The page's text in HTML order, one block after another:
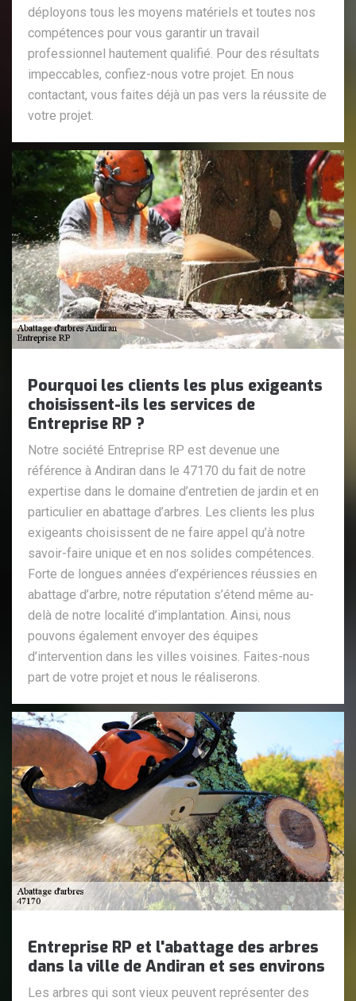
déployons tous les moyens matériels et toutes nos
compétences pour vous garantir un travail
professionnel hautement qualifié. Pour des résultats
impeccables, confiez-nous votre projet. En nous
contactant, vous faites déjà un pas vers la réussite de
votre projet.
Pourquoi les clients les plus exigeants
choisissent-ils les services de
Entreprise RP ?
Notre société Entreprise RP est devenue une
référence à Andiran dans le 47170 du fait de notre
expertise dans le domaine d’entretien de jardin et en
particulier en abattage d’arbres. Les clients les plus
exigeants choisissent de ne faire appel qu’à notre
savoir-faire unique et en nos solides compétences.
Forte de longues années d’expériences réussies en
abattage d’arbre, notre réputation s’étend même au-
delà de notre localité d’implantation. Ainsi, nous
pouvons également envoyer des équipes
d’intervention dans les villes voisines. Faites-nous
part de votre projet et nous le réaliserons.
Entreprise RP et l'abattage des arbres
dans la ville de Andiran et ses environs
Les arbres qui sont vieux peuvent représenter des